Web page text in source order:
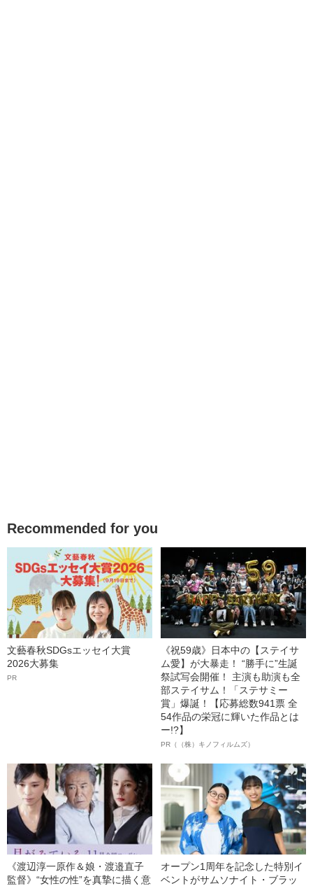
Recommended for you
文藝春秋SDGsエッセイ大賞
2026大募集
PR
《祝59歳》日本中の【ステイサ
ム愛】が大暴走！ “勝手に”生誕
祭試写会開催！ 主演も助演も全
部ステイサム！「ステサミー
賞」爆誕！【応募総数941票 全
54作品の栄冠に輝いた作品とは
ー!?】
PR（（株）キノフィルムズ）
《渡辺淳一原作＆娘・渡邉直子
監督》“女性の性”を真摯に描く意
オープン1周年を記念した特別イ
ベントがサムソナイト・ブラッ